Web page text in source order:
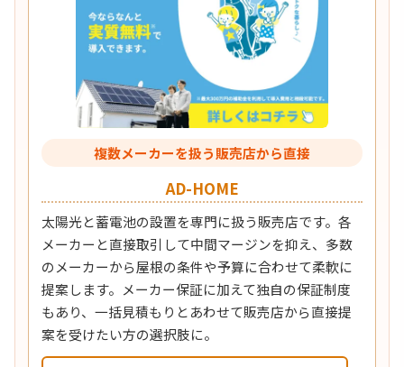
複数メーカーを扱う販売店から直接
AD-HOME
太陽光と蓄電池の設置を専門に扱う販売店です。各
メーカーと直接取引して中間マージンを抑え、多数
のメーカーから屋根の条件や予算に合わせて柔軟に
提案します。メーカー保証に加えて独自の保証制度
もあり、一括見積もりとあわせて販売店から直接提
案を受けたい方の選択肢に。